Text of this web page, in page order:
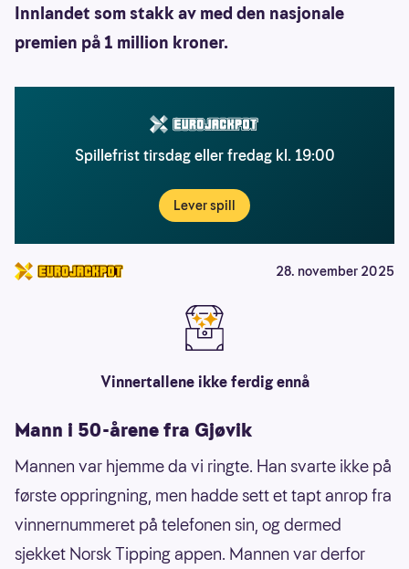
Innlandet som stakk av med den nasjonale
premien på 1 million kroner.
Spillefrist tirsdag eller fredag kl. 19:00
Lever spill
28. november 2025
Vinnertallene ikke ferdig ennå
Mann i 50-årene fra Gjøvik
Mannen var hjemme da vi ringte. Han svarte ikke på
første oppringning, men hadde sett et tapt anrop fra
vinnernummeret på telefonen sin, og dermed
sjekket Norsk Tipping appen. Mannen var derfor